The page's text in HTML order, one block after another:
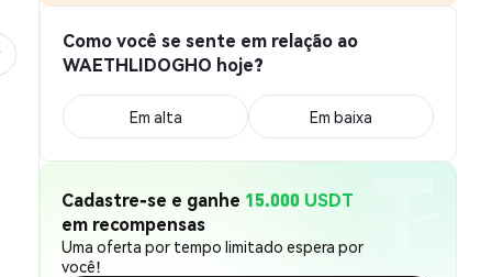
Como você se sente em relação ao
WAETHLIDOGHO hoje?
Em alta Em baixa
Cadastre-se e ganhe 15.000 USDT
em recompensas
Uma oferta por tempo limitado espera por
você!